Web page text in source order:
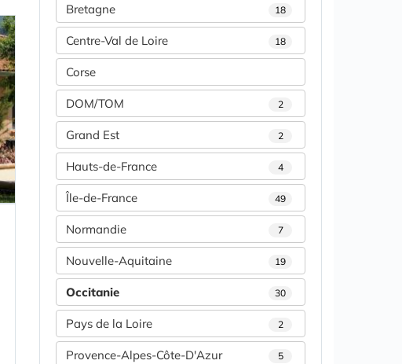
Bretagne 18
Centre-Val de Loire 18
Corse
DOM/TOM 2
Grand Est 2
Hauts-de-France 4
Île-de-France 49
Normandie 7
Nouvelle-Aquitaine 19
Occitanie 30
Pays de la Loire 2
Provence-Alpes-Côte-D'Azur 5